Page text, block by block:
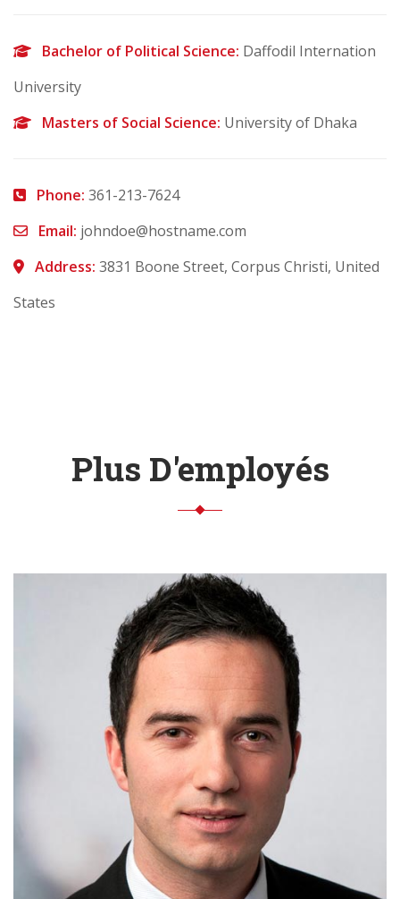
Bachelor of Political Science: Daffodil Internation
University
Masters of Social Science: University of Dhaka
Phone: 361-213-7624
Email: johndoe@hostname.com
Address: 3831 Boone Street, Corpus Christi, United
States
Plus D'employés